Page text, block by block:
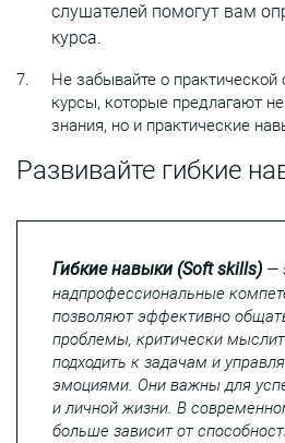
слушателей помогут вам
курса.
Не забывайте о практической
курсы, которые предлагают
знания, но и практические
Развивайте гибкие
Гибкие навыки (Soft skills) —
надпрофессиональные
позволяют эффективно
проблемы, критически
подходить к задачам и
эмоциями. Они важны для
и личной жизни. В
больше зависит от